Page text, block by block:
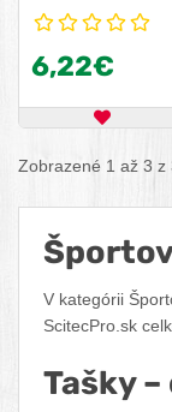
6,22€
Zobrazené 1 až 3 z
V kategórii
ScitecPro.sk
Tašky